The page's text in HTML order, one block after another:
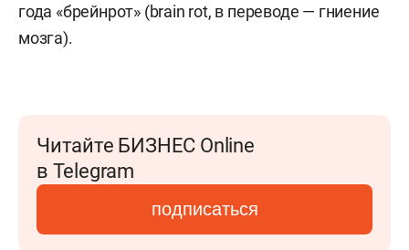
года «брейнрот» (brain rot, в переводе — гниение
мозга).
Читайте БИЗНЕС Online
в Telegram
подписаться